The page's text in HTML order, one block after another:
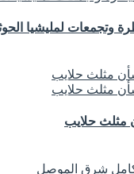
وتجمعات لمليشيا
مثلث حلايب